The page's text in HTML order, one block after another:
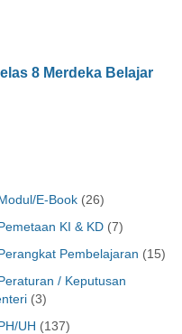
8 Merdeka Belajar
E-Book (26)
KI & KD (7)
Pembelajaran (15)
/ Keputusan
(3)
UH (137)